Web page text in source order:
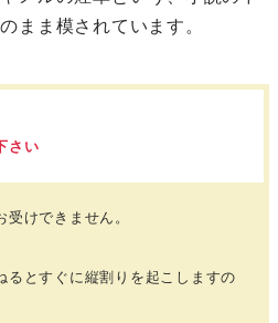
まま模されています。
さい
けできません。
とすぐに縦割りを起こしますの